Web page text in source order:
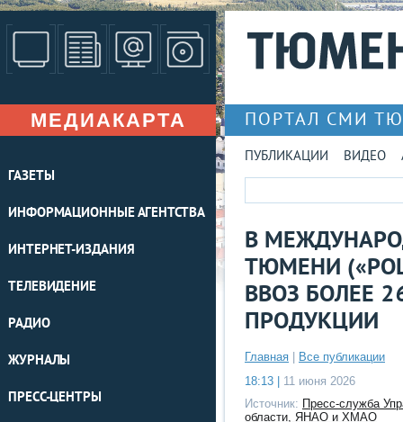
МЕДИАКАРТА
ГАЗЕТЫ
ИНФОРМАЦИОННЫЕ АГЕНТСТВА
ИНТЕРНЕТ-ИЗДАНИЯ
ТЕЛЕВИДЕНИЕ
РАДИО
ЖУРНАЛЫ
ПРЕСС-ЦЕНТРЫ
ПОРТАЛ СМИ
ПУБЛИКАЦИИ ВИДЕО
В
ТЮМЕНИ
ВВОЗ БОЛЕЕ
ПРОДУКЦИИ
Главная
Все публикации
18:13 |
11 июня 2026
Источник: Пресс-служба
области, ЯНАО и ХМАО